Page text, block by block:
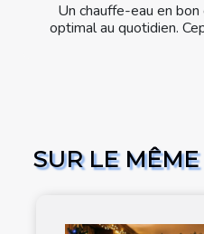
Un chauffe-eau en
optimal au quotidien.
SUR LE